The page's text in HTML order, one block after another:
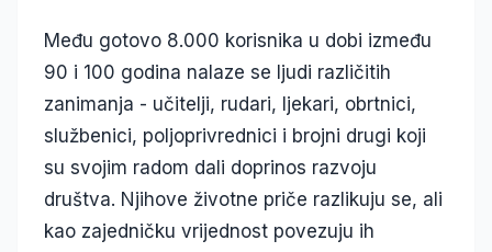
Među gotovo 8.000 korisnika u dobi između
90 i 100 godina nalaze se ljudi različitih
zanimanja - učitelji, rudari, ljekari, obrtnici,
službenici, poljoprivrednici i brojni drugi koji
su svojim radom dali doprinos razvoju
društva. Njihove životne priče razlikuju se, ali
kao zajedničku vrijednost povezuju ih